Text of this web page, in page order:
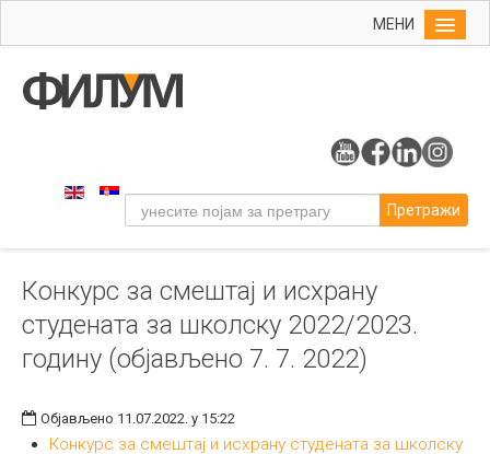
МЕНИ
Упис
Уметност
Издаваштво
Библиотека
Студенти
Претражи
Конкурс за смештај и исхрану
студената за школску 2022/2023.
годину (објављено 7. 7. 2022)
Објављено 11.07.2022. у 15:22
Конкурс за смештај и исхрану студената за школску